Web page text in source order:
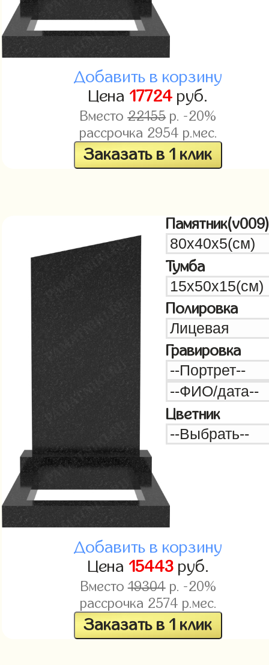
Добавить в корзину
Цена 17724 руб.
Вместо22155р. -20%
рассрочка 2954 р.мес.
Заказать в 1 клик
Памятник(v009)
Тумба
Полировка
Гравировка
Цветник
Добавить в корзину
Цена 15443руб.
Вместо19304р. -20%
рассрочка 2574 р.мес.
Заказать в 1 клик